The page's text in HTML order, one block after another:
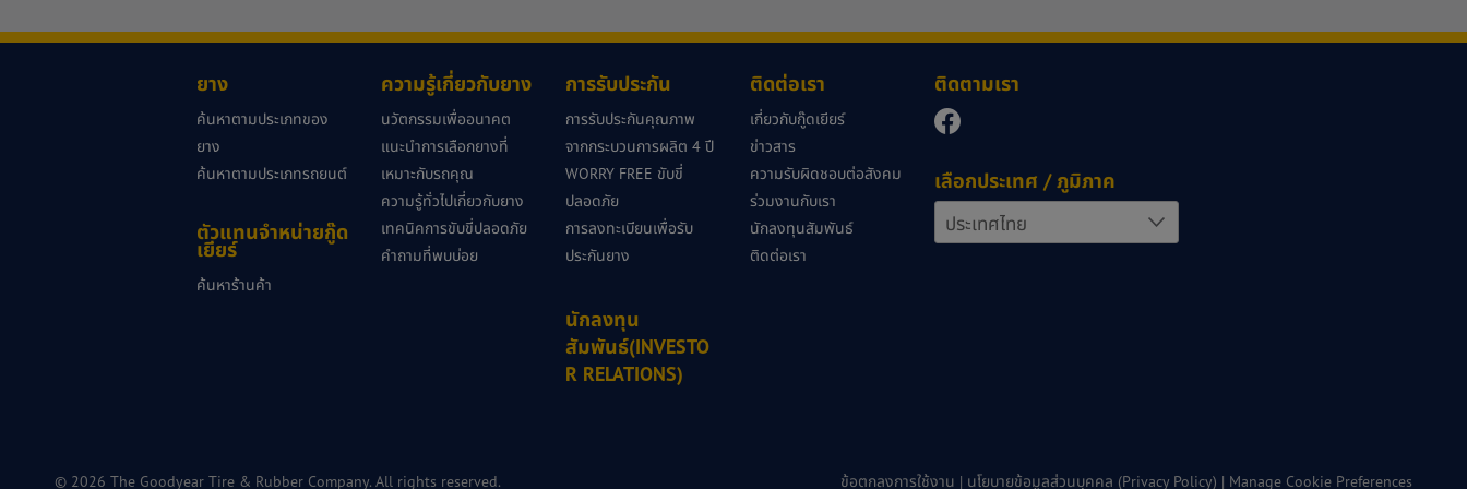
ยาง
ค้นหาตามประเภทของ
ยาง
ค้นหาตามประเภทรถยนต์
ตัวแทนจำหน่ายกู๊ด
เยียร์
ค้นหาร้านค้า
ความรู้เกี่ยวกับยาง
นวัตกรรมเพื่ออนาคต
แนะนำการเลือกยางที่
เหมาะกับรถคุณ
ความรู้ทั่วไปเกี่ยวกับยาง
เทคนิคการขับขี่ปลอดภัย
คำถามที่พบบ่อย
การรับประกัน
การรับประกันคุณภาพ
จากกระบวนการผลิต 4 ปี
WORRY FREE ขับขี่
ปลอดภัย
การลงทะเบียนเพื่อรับ
ประกันยาง
นักลงทุน
สัมพันธ์(INVESTO
R RELATIONS)
ติดต่อเรา
เกี่ยวกับกู๊ดเยียร์
ข่าวสาร
ความรับผิดชอบต่อสังคม
ร่วมงานกับเรา
นักลงทุนสัมพันธ์
ติดต่อเรา
ติดตามเรา
เลือกประเทศ / ภูมิภาค
© 2026 The Goodyear Tire & Rubber Company. All rights reserved. ข้อตกลงการใช้งาน | นโยบายข้อมูลส่วนบุคคล (Privacy Policy) | Manage Cookie Preferences